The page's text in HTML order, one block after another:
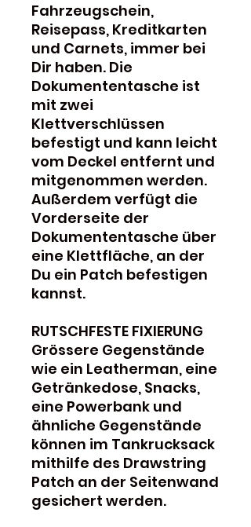
Fahrzeugschein,
Reisepass, Kreditkarten
und Carnets, immer bei
Dir haben. Die
Dokumententasche ist
mit zwei
Klettverschlüssen
befestigt und kann leicht
vom Deckel entfernt und
mitgenommen werden.
Außerdem verfügt die
Vorderseite der
Dokumententasche über
eine Klettfläche, an der
Du ein Patch befestigen
kannst.
RUTSCHFESTE FIXIERUNG
Grössere Gegenstände
wie ein Leatherman, eine
Getränkedose, Snacks,
eine Powerbank und
ähnliche Gegenstände
können im Tankrucksack
mithilfe des Drawstring
Patch an der Seitenwand
gesichert werden.